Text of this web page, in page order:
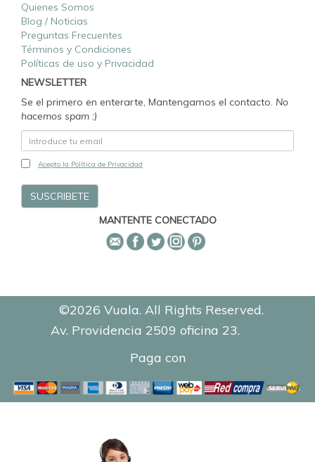
Quienes Somos
Blog / Noticias
Preguntas Frecuentes
Términos y Condiciones
Políticas de uso y Privacidad
NEWSLETTER
Se el primero en enterarte, Mantengamos el contacto. No
hacemos spam :)
Acepto la Política de Privacidad
MANTENTE CONECTADO
©2026 Vuala. All Rights Reserved.
Av. Providencia 2509 oficina 23.
Paga con